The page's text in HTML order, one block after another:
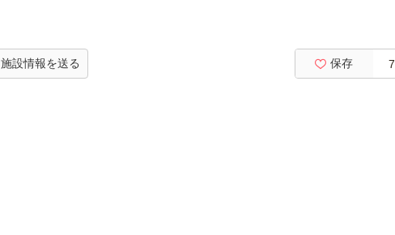
施設情報を送る 保存 7